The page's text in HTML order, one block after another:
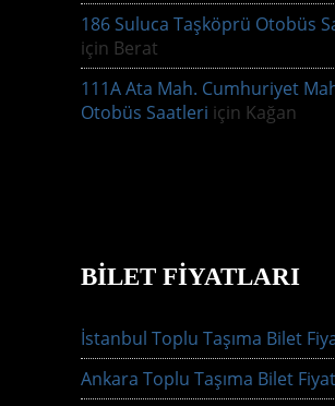
186 Suluca Taşköprü Otobüs
için Berat
111A Ata Mah. Cumhuriyet
Otobüs Saatleri için Kağan
BILET FIYATLARI
İstanbul Toplu Taşıma Bilet
Ankara Toplu Taşıma Bilet